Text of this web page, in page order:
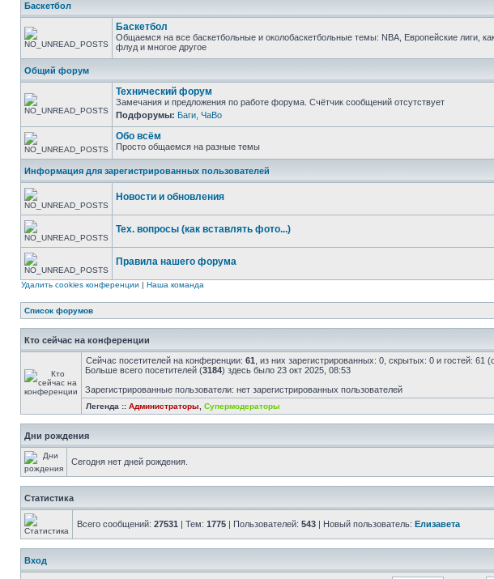
Баскетбол
Баскетбол
Общаемся на все баскетбольные и околобаскетбольные темы: NBA, Европейские лиги,
флуд и многое другое
Общий форум
Технический форум
Замечания и предложения по работе форума. Счётчик сообщений отсутствует
Подфорумы: Баги ЧаВо
Обо всём
Просто общаемся на разные темы
Информация для зарегистрированных пользователей
Новости и обновления
Тех. вопросы (как вставлять фото...)
Правила нашего форума
Удалить cookies конференции | Наша команда
Список форумов
Кто сейчас на конференции
Сейчас посетителей на конференции: 61 , из них зарегистрированных: 0, скрытых: 0 и гостей:
Больше всего посетителей (3184) здесь было 23 окт 2025, 08:53
Зарегистрированные пользователи: нет зарегистрированных пользователей
Легенда :: Администраторы Супермодераторы
Дни рождения
Сегодня нет дней рождения.
Статистика
Всего сообщений: 27531 | Тем: 1775 | Пользователей: 543 | Новый пользователь: Елизавета
Вход